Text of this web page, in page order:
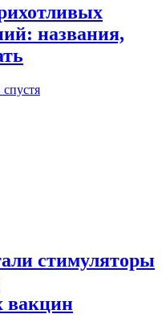
названия,
спустя
стимуляторы
вакцин